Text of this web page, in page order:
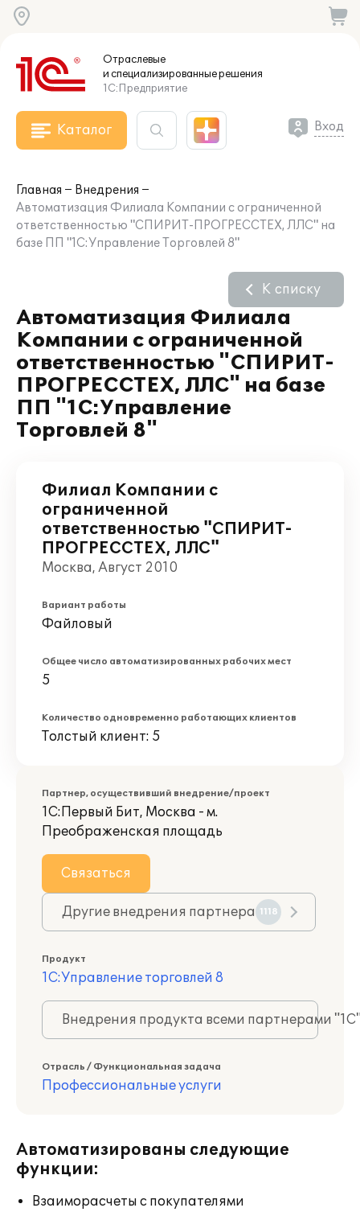
Отраслевые
и специализированныерешения
1С:Предприятие
Каталог Вход
Главная
Внедрения
Автоматизация Филиала Компании с ограниченной
ответственностью "СПИРИТ-ПРОГРЕССТЕХ, ЛЛС" на
базе ПП "1С:Управление Торговлей 8"
Автоматизация Филиала
Компании с ограниченной
ответственностью "СПИРИТ-
ПРОГРЕССТЕХ, ЛЛС" на базе
ПП "1С:Управление
Торговлей 8"
К списку
Филиал Компании с
ограниченной
ответственностью "СПИРИТ-
ПРОГРЕССТЕХ, ЛЛС"
Москва, Август 2010
Вариант работы
Файловый
Общее число автоматизированных рабочих мест
5
Количество одновременно работающих клиентов
Толстый клиент: 5
Партнер, осуществивший внедрение/проект
1С:Первый Бит, Москва - м.
Преображенская площадь
Связаться
Другие внедрения партнера 1118
Продукт
1С:Управление торговлей 8
Внедрения продукта всеми партнерами
Отрасль / Функциональная задача
Профессиональные услуги
Автоматизированы следующие
функции:
Взаиморасчеты с покупателями